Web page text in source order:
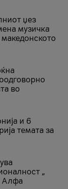
џез
музичка
во
и 6
темата за
„
Алфа